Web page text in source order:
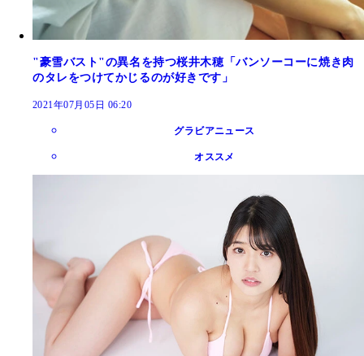
"豪雪バスト"の異名を持つ桜井木穂「バンソーコーに焼き肉
のタレをつけてかじるのが好きです」
2021年07月05日 06:20
グラビアニュース
オススメ